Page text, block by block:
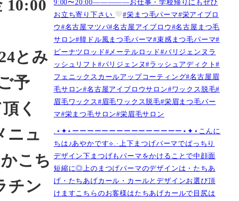
10:00
とみ
予
く
ニュ
こち
チン
9:00〜20:00—————お仕事・学校帰りにもぜひ
お立ち寄り下さい
#栄まつ毛パーマ#栄アイブロ
ウ#名古屋マツパ#名古屋アイブロウ#名古屋まつ毛
サロン#韓ドル風まつ毛パーマ#束感まつ毛パーマ#
ピーナツロッド#メーテルロッド#パリジェンヌラ
ッシュリフト#パリジェンヌ#ラッシュアディクト#
フェニックスカールアップコーティング#名古屋眉
毛サロン#名古屋アイブロウサロン#ワックス脱毛#
眉毛ワックス#眉毛ワックス脱毛#栄眉まつ毛パー
マ#栄まつ毛サロン#栄眉毛サロン
.⋆✦⋆ーーーーーーーーーーーーーーー⋆✦⋆こんに
ちは♪あやかです︎⟡.·上下まつげパーマでぱっちり
デザイン下まつげもパーマをかけることで中顔面
短縮に◎上のまつげパーマのデザインは・たちあ
げ・たちあげカール・カールとデザインお選び頂
けますこちらのお客様はたちあげカールで目尻は